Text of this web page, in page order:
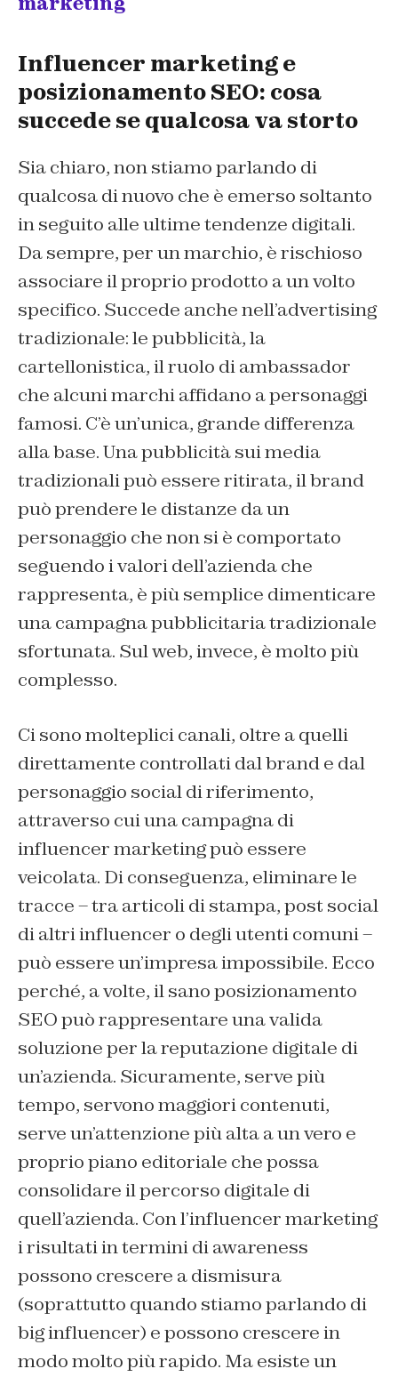
Influencer marketing e
posizionamento SEO: cosa
succede se qualcosa va storto
Sia chiaro, non stiamo parlando di
qualcosa di nuovo che è emerso soltanto
in seguito alle ultime tendenze digitali.
Da sempre, per un marchio, è rischioso
associare il proprio prodotto a un volto
specifico. Succede anche nell’advertising
tradizionale: le pubblicità, la
cartellonistica, il ruolo di ambassador
che alcuni marchi affidano a personaggi
famosi. C’è un’unica, grande differenza
alla base. Una pubblicità sui media
tradizionali può essere ritirata, il brand
può prendere le distanze da un
personaggio che non si è comportato
seguendo i valori dell’azienda che
rappresenta, è più semplice dimenticare
una campagna pubblicitaria tradizionale
sfortunata. Sul web, invece, è molto più
complesso.
Ci sono molteplici canali, oltre a quelli
direttamente controllati dal brand e dal
personaggio social di riferimento,
attraverso cui una campagna di
influencer marketing può essere
veicolata. Di conseguenza, eliminare le
tracce – tra articoli di stampa, post social
di altri influencer o degli utenti comuni –
può essere un’impresa impossibile. Ecco
perché, a volte, il sano posizionamento
SEO può rappresentare una valida
soluzione per la reputazione digitale di
un’azienda. Sicuramente, serve più
tempo, servono maggiori contenuti,
serve un’attenzione più alta a un vero e
proprio piano editoriale che possa
consolidare il percorso digitale di
quell’azienda. Con l’influencer marketing
i risultati in termini di awareness
possono crescere a dismisura
(soprattutto quando stiamo parlando di
big influencer) e possono crescere in
modo molto più rapido. Ma esiste un